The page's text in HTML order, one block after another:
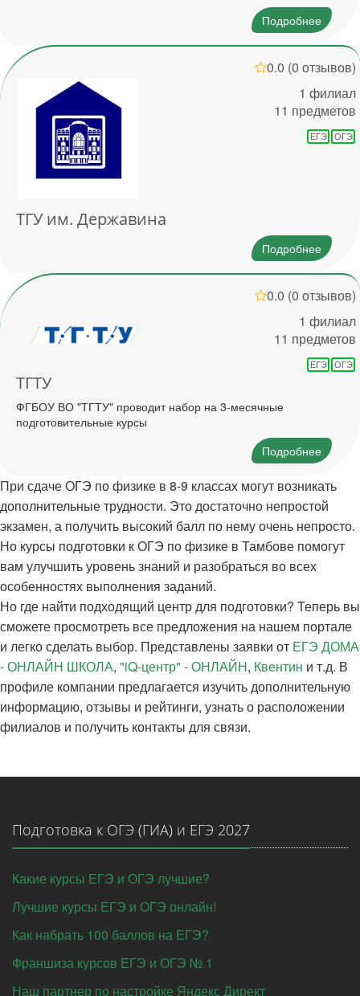
Подробнее
0.0 (0 отзывов)
1 филиал
11 предметов
ЕГЭ ОГЭ
ТГУ им. Державина
Подробнее
0.0 (0 отзывов)
1 филиал
11 предметов
ЕГЭ ОГЭ
ТГТУ
ФГБОУ ВО "ТГТУ" проводит набор на 3-месячные
подготовительные курсы
Подробнее
При сдаче ОГЭ по физике в 8-9 классах могут возникать
дополнительные трудности. Это достаточно непростой
экзамен, а получить высокий балл по нему очень непросто.
Но курсы подготовки к ОГЭ по физике в Тамбове помогут
вам улучшить уровень знаний и разобраться во всех
особенностях выполнения заданий.
Но где найти подходящий центр для подготовки? Теперь вы
сможете просмотреть все предложения на нашем портале
и легко сделать выбор. Представлены заявки от ЕГЭ ДОМА
- ОНЛАЙН ШКОЛА, "iQ-центр" - ОНЛАЙН, Квентин и т.д. В
профиле компании предлагается изучить дополнительную
информацию, отзывы и рейтинги, узнать о расположении
филиалов и получить контакты для связи.
Подготовка к ОГЭ (ГИА) и ЕГЭ 2027
Какие курсы ЕГЭ и ОГЭ лучшие?
Лучшие курсы ЕГЭ и ОГЭ онлайн!
Как набрать 100 баллов на ЕГЭ?
Франшиза курсов ЕГЭ и ОГЭ № 1
Наш партнер по настройке Яндекс Директ